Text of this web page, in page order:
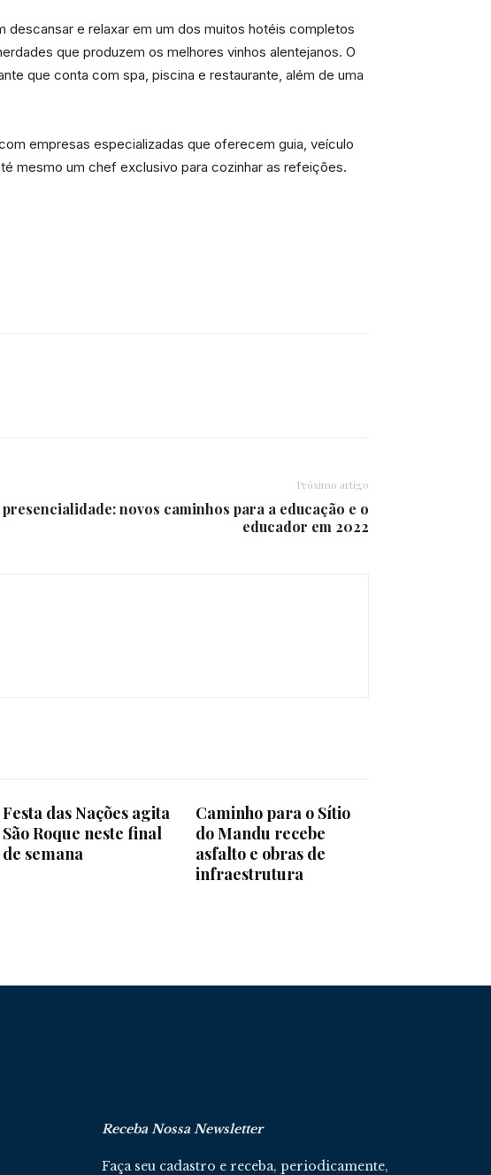
descansar e relaxar em um dos muitos hotéis completos
que produzem os melhores vinhos alentejanos. O
que conta com spa, piscina e restaurante, além de uma
empresas especializadas que oferecem guia, veículo
mesmo um chef exclusivo para cozinhar as refeições.
Próximo artigo
novos caminhos para a educação e o
educador em 2022
Festa das Nações agita
São Roque neste final
de semana
Caminho para o Sítio
do Mandu recebe
asfalto e obras de
infraestrutura
Receba Nossa Newsletter
Faça seu cadastro e receba, periodicamente,